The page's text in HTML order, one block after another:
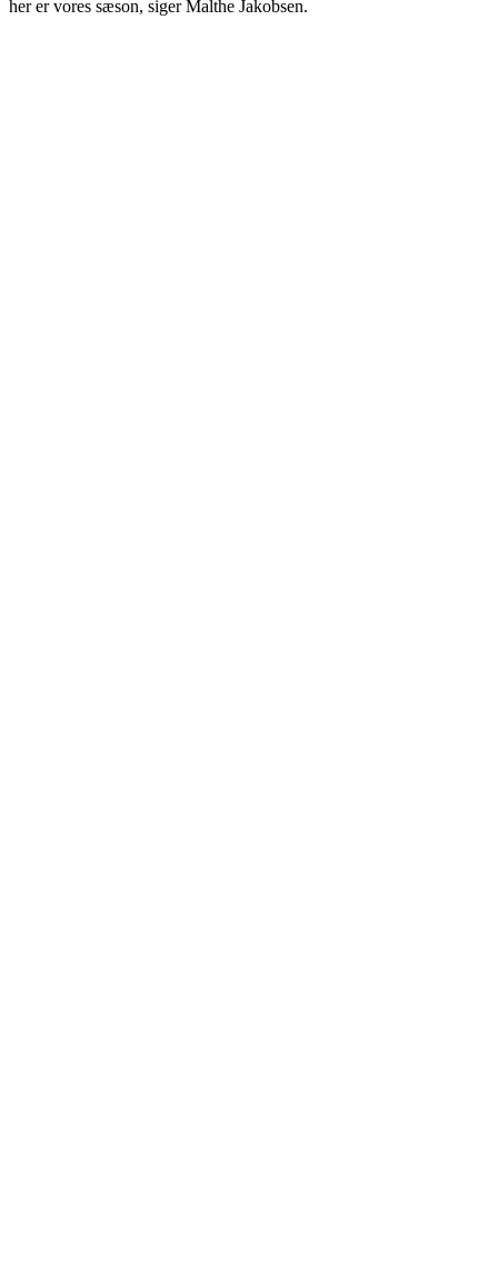
her er vores sæson, siger Malthe Jakobsen.